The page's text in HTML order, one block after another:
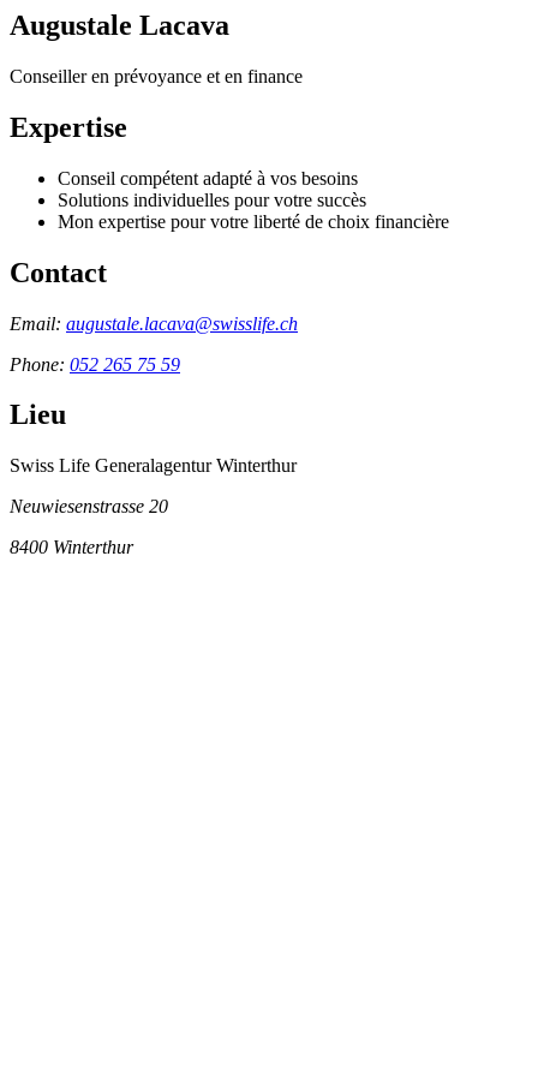
Augustale Lacava
Conseiller en prévoyance et en finance
Expertise
Conseil compétent adapté à vos besoins
Solutions individuelles pour votre succès
Mon expertise pour votre liberté de choix financière
Contact
Email: augustale.lacava@swisslife.ch
Phone: 052 265 75 59
Lieu
Swiss Life Generalagentur Winterthur
Neuwiesenstrasse 20
8400 Winterthur